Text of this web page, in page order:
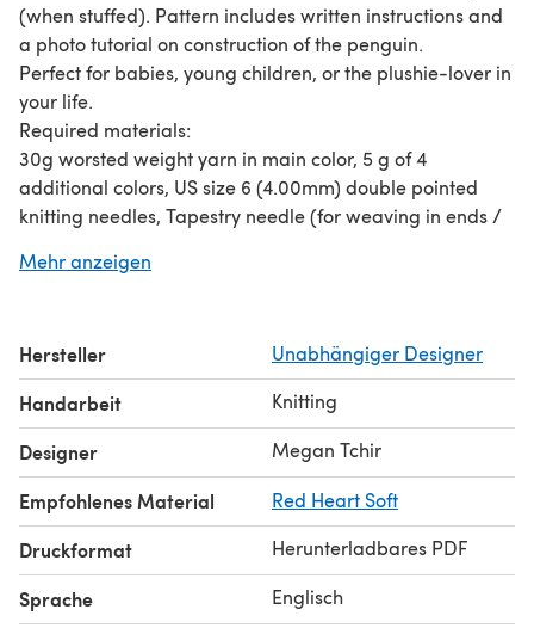
(when stuffed). Pattern includes written instructions and
a photo tutorial on construction of the penguin.
Perfect for babies, young children, or the plushie-lover in
your life.
Required materials:
30g worsted weight yarn in main color, 5 g of 4
additional colors, US size 6 (4.00mm) double pointed
knitting needles, Tapestry needle (for weaving in ends /
Great stash buster for your scrappy ends!
Mehr anzeigen
Hersteller Unabhängiger Designer
Handarbeit Knitting
Designer Megan Tchir
Empfohlenes Material Red Heart Soft
Druckformat Herunterladbares PDF
Sprache Englisch